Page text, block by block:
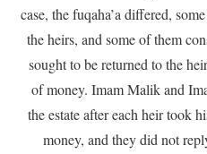
case, the fuqaha’a differed,
the heirs, and some of them
sought to be returned to the
of money. Imam Malik and
the estate after each heir took
money, and they did not